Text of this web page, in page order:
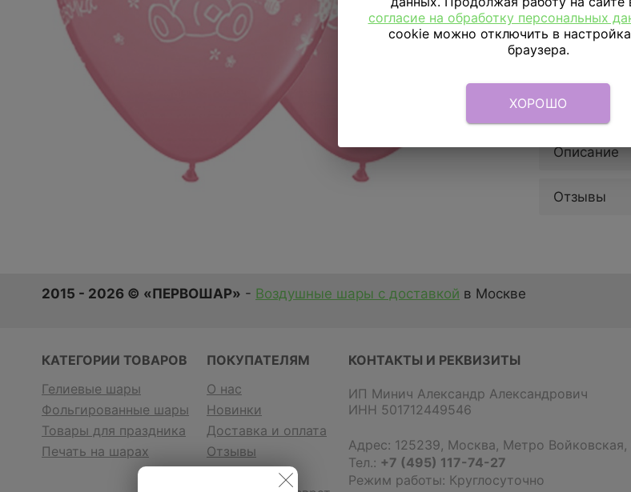
Доставка в
Доставка за
Скидка
Параметры
Описание
Отзывы
2015 - 2026 © «ПЕРВОШАР» - Воздушные шары с доставкой в Москве
КАТЕГОРИИ ТОВАРОВ
Гелиевые шары
Фольгированные шары
Товары для праздника
Печать на шарах
ПОКУПАТЕЛЯМ
О нас
Новинки
Доставка и оплата
Отзывы
КОНТАКТЫ И РЕКВИЗИТЫ
ИП Минич Александр Александрович
ИНН 501712449546
Адрес: 125239, Москва, Метро Войковская,
Тел.: +7 (495) 117-74-27
Режим работы: Круглосуточно
согласие на обработку персональных
cookie можно отключить в
браузера.
ХОРОШО